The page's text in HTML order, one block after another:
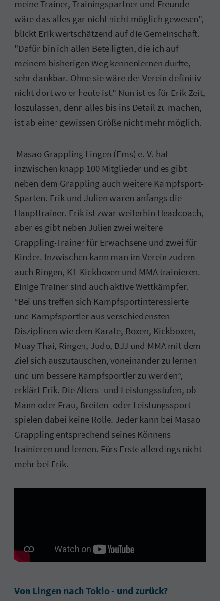
meine Trainer, Trainingspartner und Freunde
wäre das alles gar nicht nicht möglich gewesen",
blickt Erik wertschätzend auf die Gemeinschaft.
"Dafür bin ich allen Beteiligten, die ich auf
meinem bisherigen Weg kennenlernen durfte,
sehr dankbar. Ohne sie wäre der Verein definitiv
nicht dort wo er heute ist." Nun ist es für Erik Zeit,
loszulassen, denn alles bis ins Detail zu machen,
ist ab einer gewissen Größe nicht mehr möglich.
Masao Grappling Lingen (Ems) e. V. hat
inzwischen knapp 100 Mitglieder und es gibt
neben dem Grappling auch weitere Kampfsport-
Sparten. Erik und Julien waren anfangs die
Haupttrainer. Erik ist zwar weiterhin Headcoach,
aber es gibt neben Julien zwei weitere
Grappling-Trainer für Erwachsene und zwei für
Kinder. Inzwischen kann man im Verein zudem
auch Ringen, K1-Kickboxen und MMA trainieren.
Einige Trainer sind auch aktive Wettkämpfer.
“Bei uns treffen sich Kampfsportinteressierte
und Kampfsportler aus verschiedensten
Disziplinen wie dem Karate, Boxen, Kickboxen,
Muay Thai, Ringen, Judo, BJJ und MMA mit dem
Ziel sich auszutauschen, voneinander zu lernen
und um bessere Kampfsportler zu werden”,
erklärt Erik. Die Alters- und Leistungsstufen, ob
Mann oder Frau, Breiten- oder Leistungssport
spielen dabei keine Rolle. Jeder kann bei Masao
Grappling entsprechend seines Könnens
trainieren und lernen. Fürs Erste allerdings nicht
mehr bei Erik.
Von Lingen nach Tokio - und zurück?